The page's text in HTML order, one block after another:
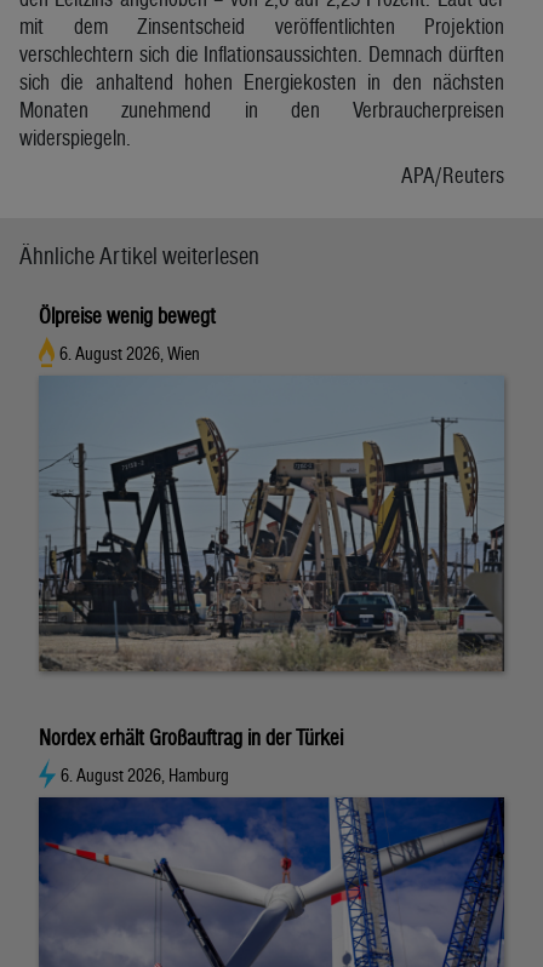
mit dem Zinsentscheid veröffentlichten Projektion
verschlechtern sich die Inflationsaussichten. Demnach dürften
sich die anhaltend hohen Energiekosten in den nächsten
Monaten zunehmend in den Verbraucherpreisen
widerspiegeln.
APA/Reuters
Ähnliche Artikel weiterlesen
Ölpreise wenig bewegt
6. August 2026, Wien
Nordex erhält Großauftrag in der Türkei
6. August 2026, Hamburg